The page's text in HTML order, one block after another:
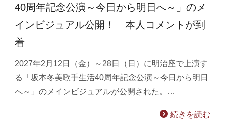
40周年記念公演～今日から明日へ～」のメ
インビジュアル公開！ 本人コメントが到
着
2027年2月12日（金）～28日（日）に明治座で上演す
る「坂本冬美歌手生活40周年記念公演～今日から明日
へ～」のメインビジュアルが公開された。…
続きを読む